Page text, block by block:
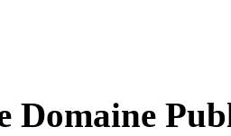
Domaine